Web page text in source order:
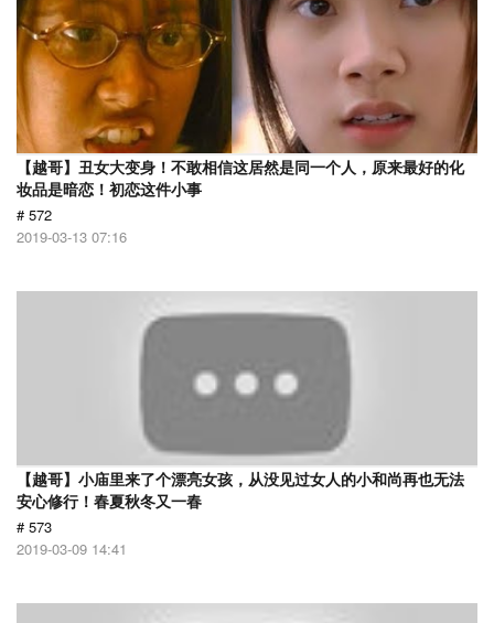
【越哥】丑女大变身！不敢相信这居然是同一个人，原来最好的化
妆品是暗恋！初恋这件小事
# 572
2019-03-13 07:16
【越哥】小庙里来了个漂亮女孩，从没见过女人的小和尚再也无法
安心修行！春夏秋冬又一春
# 573
2019-03-09 14:41